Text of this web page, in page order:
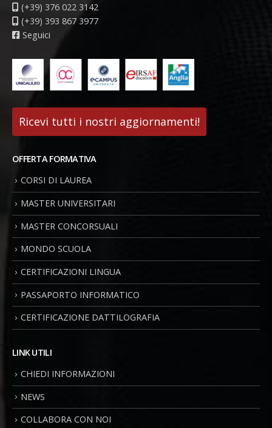
(+39) 376 022 3142
(+39) 393 867 3977
Seguici
Ricevi tutti i nostri aggiornamenti!
OFFERTA FORMATIVA
CORSI DI LAUREA
MASTER UNIVERSITARI
MASTER CONCORSUALI
MONDO SCUOLA
CERTIFICAZIONI LINGUA
PASSAPORTO INFORMATICO
CERTIFICAZIONE DATTILOGRAFIA
LINK UTILI
CHIEDI INFORMAZIONI
NEWS
COLLABORA CON NOI